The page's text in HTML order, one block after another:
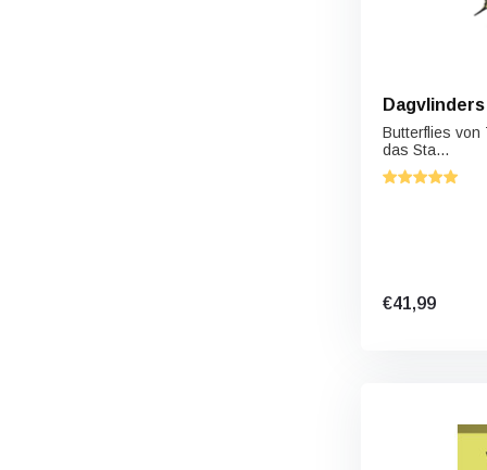
Dagvlinders
Butterflies von
das Sta...
€41,99